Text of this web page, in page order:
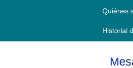
Quiénes
Historial